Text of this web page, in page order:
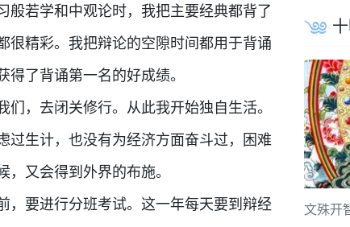
般若学和中观论时，我把主要经典都背了
很精彩。我把辩论的空隙时间都用于背诵
了背诵第一名的好成绩。
，去闭关修行。从此我开始独自生活。
过生计，也没有为经济方面奋斗过，困难
又会得到外界的布施。
，要进行分班考试。这一年每天要到辩经
文殊开